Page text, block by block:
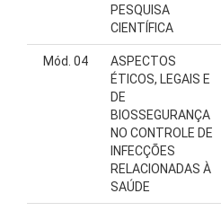
PESQUISA
CIENTÍFICA
Mód. 04
ASPECTOS
ÉTICOS, LEGAIS E
DE
BIOSSEGURANÇA
NO CONTROLE DE
INFECÇÕES
RELACIONADAS À
SAÚDE